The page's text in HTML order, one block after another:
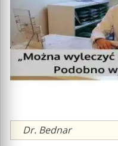
Caption
Dr. Bednar